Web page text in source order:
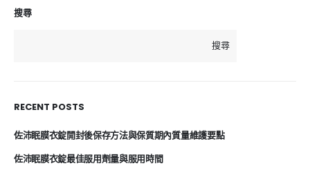
搜尋
搜尋
RECENT POSTS
佐沛眠膜衣錠開封後保存方法與保質期內質量維護要點
佐沛眠膜衣錠最佳服用劑量與服用時間